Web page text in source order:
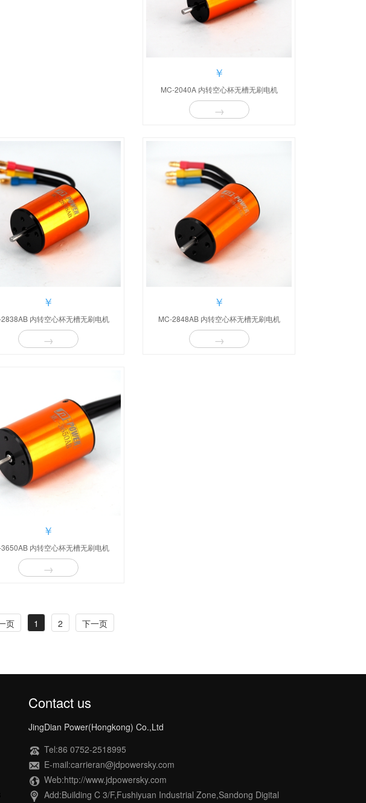
￥
MC-2040A 内转空心杯无槽无刷电机
→
￥
内转空心杯无槽无刷电机
→
￥
MC-2848AB 内转空心杯无槽无刷电机
→
￥
内转空心杯无槽无刷电机
→
页 1 2 下一页
Contact us
JingDian Power(Hongkong) Co.,Ltd
Tel:86 0752-2518995
E-mail:carrieran@jdpowersky.com
Web:http://www.jdpowersky.com
Add:Building C 3/F,Fushiyuan Industrial Zone,Sandong Digital